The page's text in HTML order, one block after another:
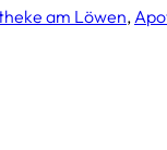
am Löwen,